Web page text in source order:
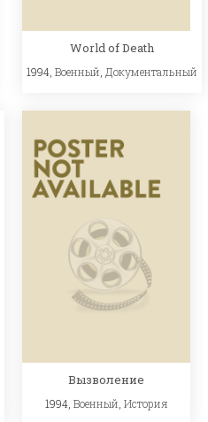
World of Death
1994,Военный Документальный
Вызволение
1994, Военный История